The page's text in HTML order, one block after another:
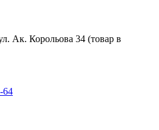
Ак. Корольова 34 (товар в
64